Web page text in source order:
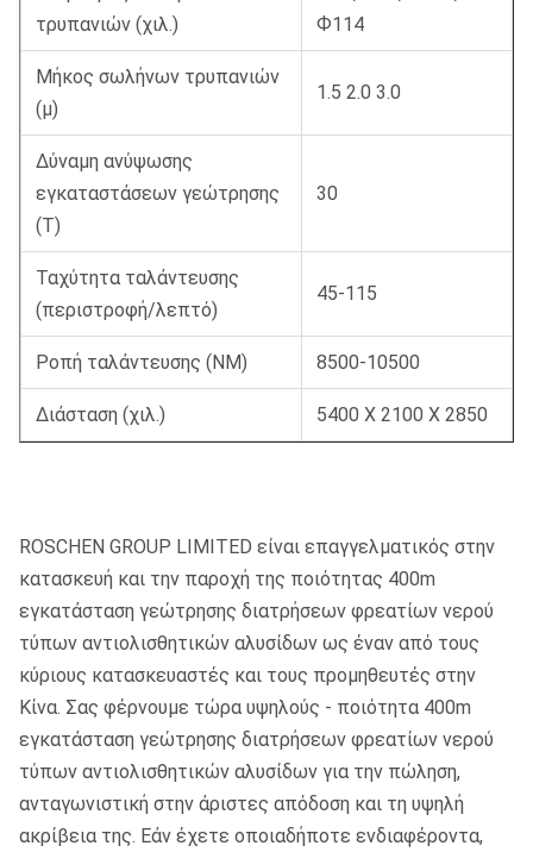
τρυπανιών (χιλ.)
Ф114
Μήκος σωλήνων τρυπανιών
(μ)
1.5 2.0 3.0
Δύναμη ανύψωσης
εγκαταστάσεων γεώτρησης
(Τ)
30
Ταχύτητα ταλάντευσης
(περιστροφή/λεπτό)
45-115
Ροπή ταλάντευσης (NM) 8500-10500
Διάσταση (χιλ.) 5400 X 2100 X 2850
ROSCHEN GROUP LIMITED είναι επαγγελματικός στην
κατασκευή και την παροχή της ποιότητας 400m
εγκατάσταση γεώτρησης διατρήσεων φρεατίων νερού
τύπων αντιολισθητικών αλυσίδων ως έναν από τους
κύριους κατασκευαστές και τους προμηθευτές στην
Κίνα. Σας φέρνουμε τώρα υψηλούς - ποιότητα 400m
εγκατάσταση γεώτρησης διατρήσεων φρεατίων νερού
τύπων αντιολισθητικών αλυσίδων για την πώληση,
ανταγωνιστική στην άριστες απόδοση και τη υψηλή
ακρίβεια της. Εάν έχετε οποιαδήποτε ενδιαφέροντα,